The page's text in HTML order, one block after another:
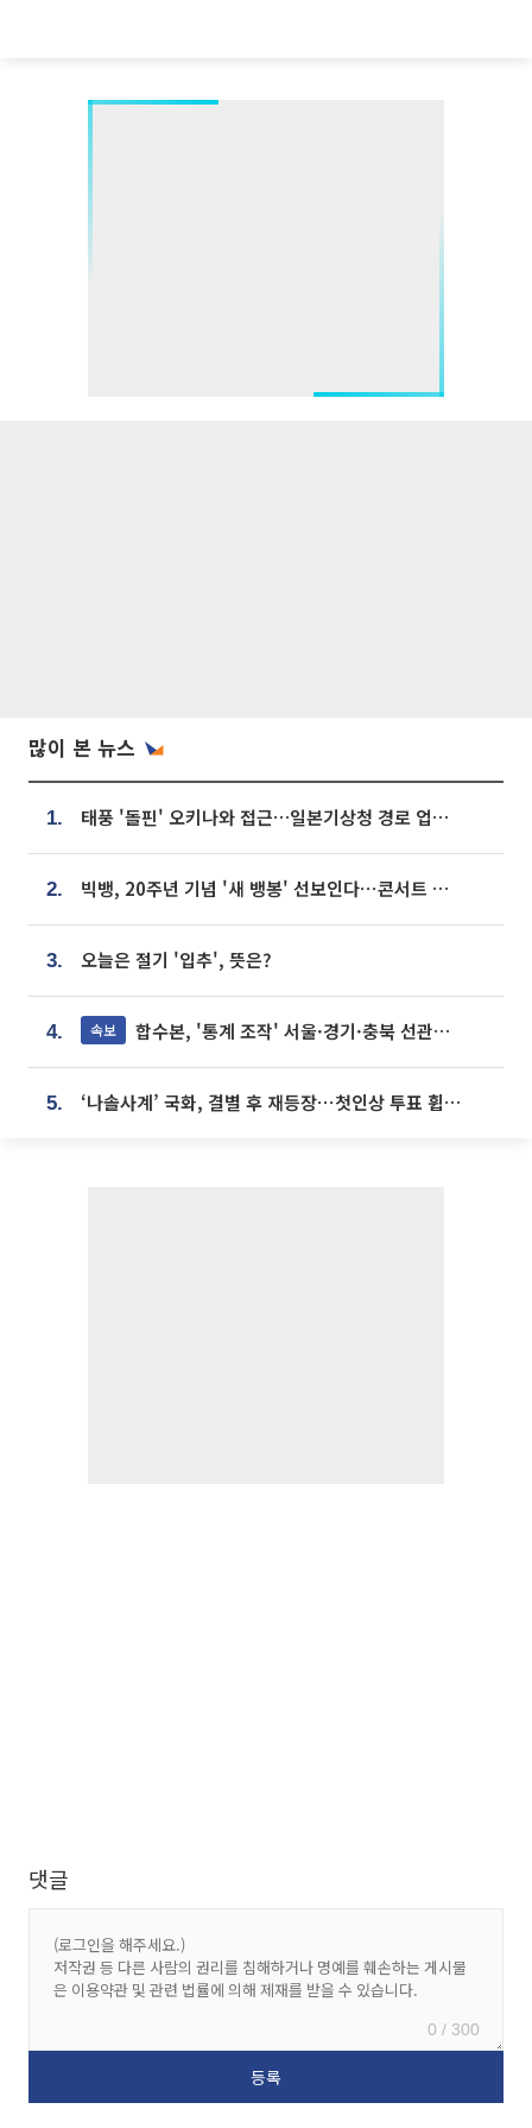
많이 본 뉴스
1. 태풍 '돌핀' 오키나와 접근…일본기상청 경로 업데이트
2. 빅뱅, 20주년 기념 '새 뱅봉' 선보인다⋯콘서트 앞두고 팝업 개최
3. 오늘은 절기 '입추', 뜻은?
4. 속보 합수본, '통계 조작' 서울·경기·충북 선관위 등 추가 압수수색
5. ‘나솔사계’ 국화, 결별 후 재등장⋯첫인상 투표 휩쓸고 ‘인기녀’ 등극
댓글
0 / 300